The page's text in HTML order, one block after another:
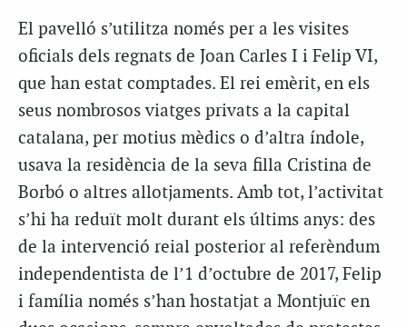
El pavelló s’utilitza només per a les visites
oficials dels regnats de Joan Carles I i Felip VI,
que han estat comptades. El rei emèrit, en els
seus nombrosos viatges privats a la capital
catalana, per motius mèdics o d’altra índole,
usava la residència de la seva filla Cristina de
Borbó o altres allotjaments. Amb tot, l’activitat
s’hi ha reduït molt durant els últims anys: des
de la intervenció reial posterior al referèndum
independentista de l’1 d’octubre de 2017, Felip
i família només s’han hostatjat a Montjuïc en